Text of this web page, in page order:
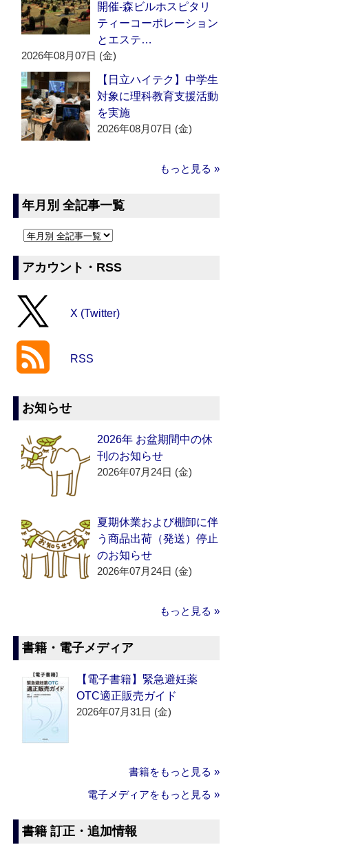
開催‐森ビルホスピタリ
ティーコーポレーション
とエステ…
2026年08月07日 (金)
【日立ハイテク】中学生
対象に理科教育支援活動
を実施
2026年08月07日 (金)
もっと見る »
年月別 全記事一覧
アカウント・RSS
X (Twitter)
RSS
お知らせ
2026年 お盆期間中の休
刊のお知らせ
2026年07月24日 (金)
夏期休業および棚卸に伴
う商品出荷（発送）停止
のお知らせ
2026年07月24日 (金)
もっと見る »
書籍・電子メディア
【電子書籍】緊急避妊薬
OTC適正販売ガイド
2026年07月31日 (金)
書籍をもっと見る »
電子メディアをもっと見る »
書籍 訂正・追加情報